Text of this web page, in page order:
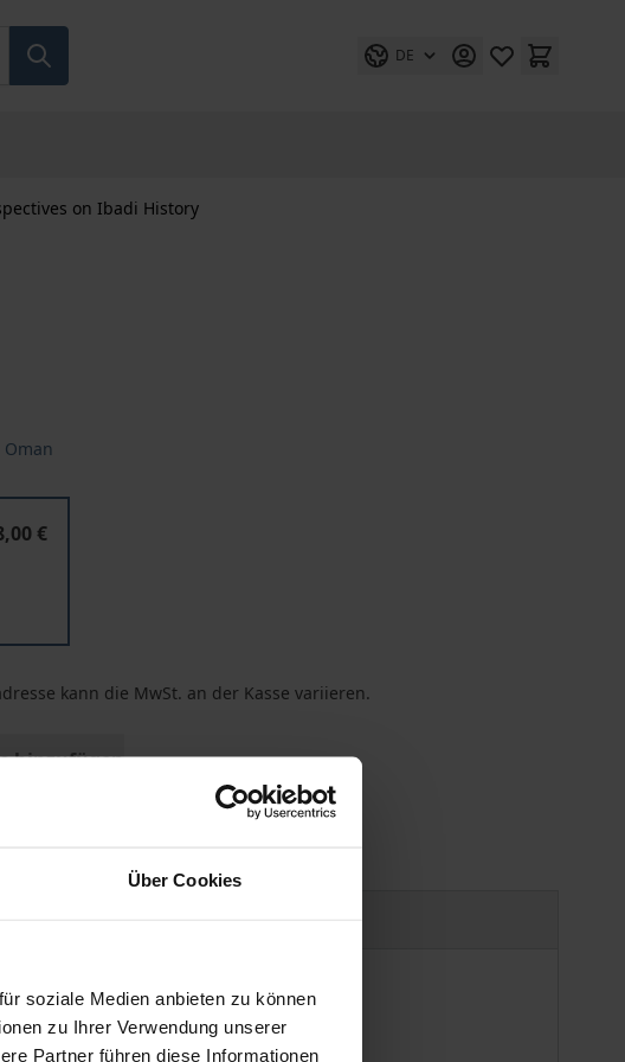
Über Cookies
soziale Medien anbieten zu können
zu Ihrer Verwendung unserer
Partner führen diese Informationen
DE
on Ibadi History
€
kann die MwSt. an der Kasse variieren.
hinzufügen